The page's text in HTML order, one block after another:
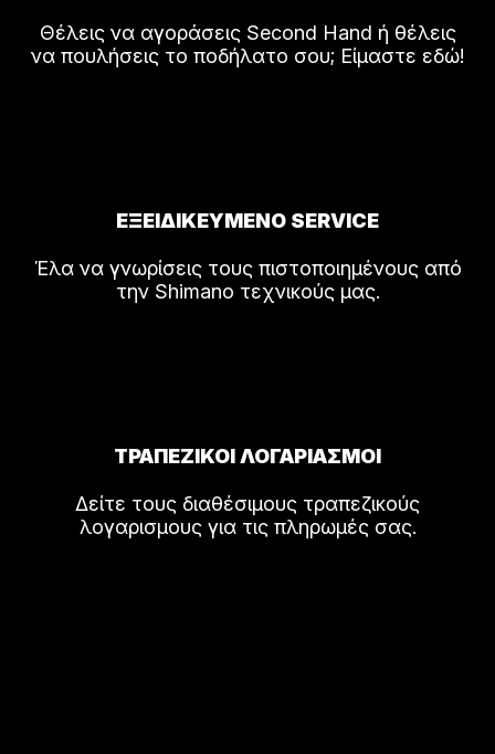
Θέλεις να αγοράσεις Second Hand ή θέλεις
να πουλήσεις το ποδήλατο σου; Είμαστε εδώ!
ΕΞΕΙΔΙΚΕΥΜΕΝΟ SERVICE
Έλα να γνωρίσεις τους πιστοποιημένους από
την Shimano τεχνικούς μας.
ΤΡΑΠΕΖΙΚΟΙ ΛΟΓΑΡΙΑΣΜΟΙ
Δείτε τους διαθέσιμους τραπεζικούς
λογαρισμους για τις πληρωμές σας.